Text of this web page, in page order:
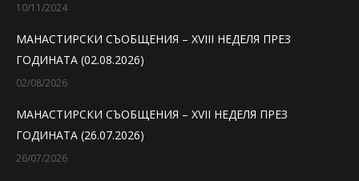
10/11/2024
МАНАСТИРСКИ СЪОБЩЕНИЯ – XVIII НЕДЕЛЯ ПРЕЗ
ГОДИНАТА (02.08.2026)
02/08/2026
МАНАСТИРСКИ СЪОБЩЕНИЯ – XVII НЕДЕЛЯ ПРЕЗ
ГОДИНАТА (26.07.2026)
26/07/2026